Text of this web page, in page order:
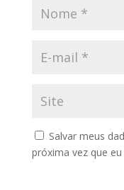
Salvar meus
próxima vez que